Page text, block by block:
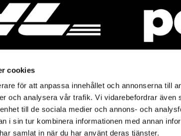
cookies
för att anpassa innehållet och annonserna till
och analysera vår trafik. Vi vidarebefordrar även
till de sociala medier och annons- och
i sin tur kombinera informationen med annan
samlat in när du har använt deras tjänster.
Mitt
Baresso Family
Mitt konto